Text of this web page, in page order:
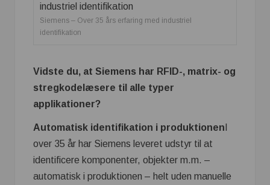
Siemens – Over 35 års erfaring med industriel
identifikation
Vidste du, at Siemens har RFID-, matrix- og
stregkodelæsere til alle typer
applikationer?
Automatisk identifikation i produktionen
over 35 år har Siemens leveret udstyr til at
identificere komponenter, objekter m.m. –
automatisk i produktionen – helt uden manuelle